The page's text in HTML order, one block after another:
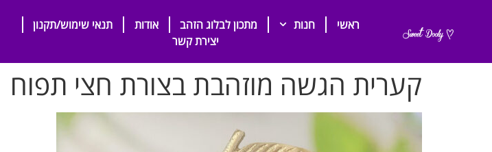
ראשי חנות מתכון לבלוג הזהב אודות
תנאי שימוש/תקנון
יצירת קשר
קערית הגשה מוזהבת בצורת חצי תפוח